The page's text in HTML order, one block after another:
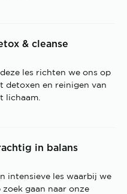
& cleanse
deze les richten we ons op
detoxen en reinigen van
lichaam.
in balans
intensieve les waarbij we
zoek gaan naar onze